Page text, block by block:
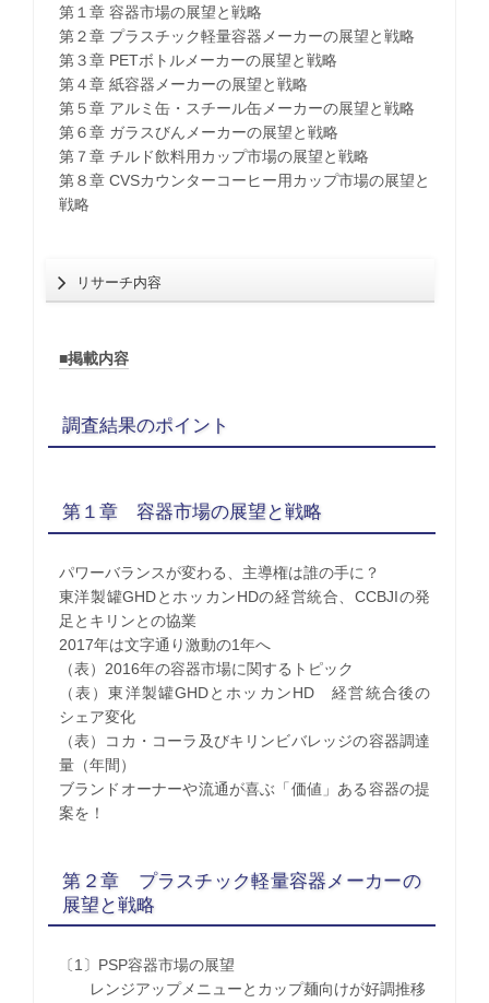
第１章 容器市場の展望と戦略
第２章 プラスチック軽量容器メーカーの展望と戦略
第３章 PETボトルメーカーの展望と戦略
第４章 紙容器メーカーの展望と戦略
第５章 アルミ缶・スチール缶メーカーの展望と戦略
第６章 ガラスびんメーカーの展望と戦略
第７章 チルド飲料用カップ市場の展望と戦略
第８章 CVSカウンターコーヒー用カップ市場の展望と
戦略
リサーチ内容
■掲載内容
調査結果のポイント
第１章 容器市場の展望と戦略
パワーバランスが変わる、主導権は誰の手に？
東洋製罐GHDとホッカンHDの経営統合、CCBJIの発
足とキリンとの協業
2017年は文字通り激動の1年へ
（表）2016年の容器市場に関するトピック
（表）東洋製罐GHDとホッカンHD 経営統合後の
シェア変化
（表）コカ・コーラ及びキリンビバレッジの容器調達
量（年間）
ブランドオーナーや流通が喜ぶ「価値」ある容器の提
案を！
第２章 プラスチック軽量容器メーカーの
展望と戦略
〔1〕PSP容器市場の展望
レンジアップメニューとカップ麺向けが好調推移